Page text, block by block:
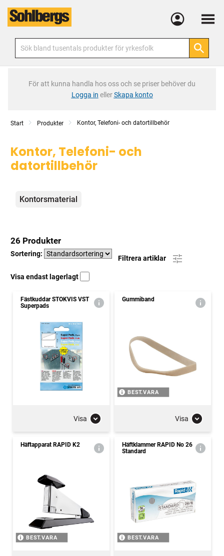
Meny
För att kunna handla hos oss och se priser behöver du
Logga in ellerSkapa konto
Start Produkter Kontor, Telefoni- och datortillbehör
Kontor, Telefoni- och
datortillbehör
Kategorier
Kontorsmaterial
26 Produkter
Sortering:
Filtrera artiklar
Visa endast lagerlagt
Fästkuddar STOKVIS VST
Superpads
Visa
Gummiband
BEST.VARA
Visa
Häftapparat RAPID K2
BEST.VARA
Häftklammer RAPID No 26
Standard
BEST.VARA